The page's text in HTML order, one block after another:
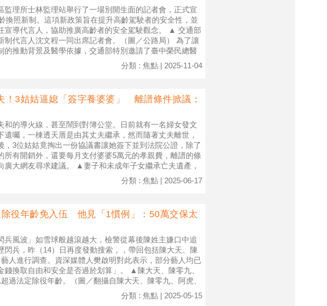
監理所士林監理站舉行了一場別開生面的記者會，正式宣
換照新制。這項新政策旨在提升高齡駕駛者的安全性，並
宣導代言人，協助推廣高齡者的安全駕駛觀念。 ▲ 交通部
制代言人沈文程一同出席記者會。（圖／公路局） 為了讓
的推動背景及醫學依據，交通部特別邀請了臺中榮民總醫
分類 : 焦點 | 2025-11-04
！3姑姑逼媳「簽字養婆婆」 離譜條件掀議：
和的導火線，甚至鬧到對簿公堂。日前就有一名婦女發文
遺囑，一棟透天厝是由其丈夫繼承，然而隨著丈夫離世，
，3位姑姑竟掏出一份協議書讓她簽下並到法院公證，除了
所有開銷外，還要每月支付婆婆5萬元的孝親費，離譜的條
廣大網友尋求建議。 ▲妻子和未成年子女繼承亡夫遺產，
分類 : 焦點 | 2025-06-17
除役年齡免入伍 他見「1慣例」：50萬交保太
兵風波」如雪球般越滾越大，檢警從幕後陳姓主嫌口中追
閃兵，昨（14）日再度發動搜索，，帶回包括陳大天、陳
人進行調查。資深媒體人樊啟明對此表示，部分藝人均已
錢換取自由和安全是否過於划算」。 ▲陳大天、陳零九、
過法定除役年齡。（圖／翻攝自陳大天、陳零九、阿虎、
分類 : 焦點 | 2025-05-15